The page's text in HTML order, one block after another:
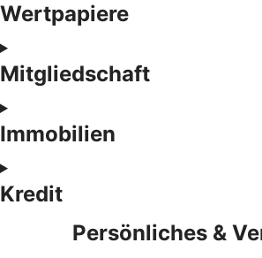
Wertpapiere
Mitgliedschaft
Immobilien
Kredit
Persönliches &